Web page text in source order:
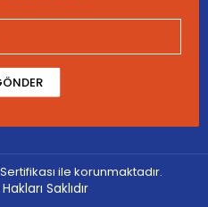
ile korunmaktadır.
Saklıdır